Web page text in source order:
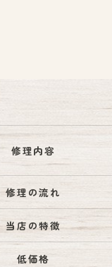
修理内容
修理の流れ
当店の特徴
低価格